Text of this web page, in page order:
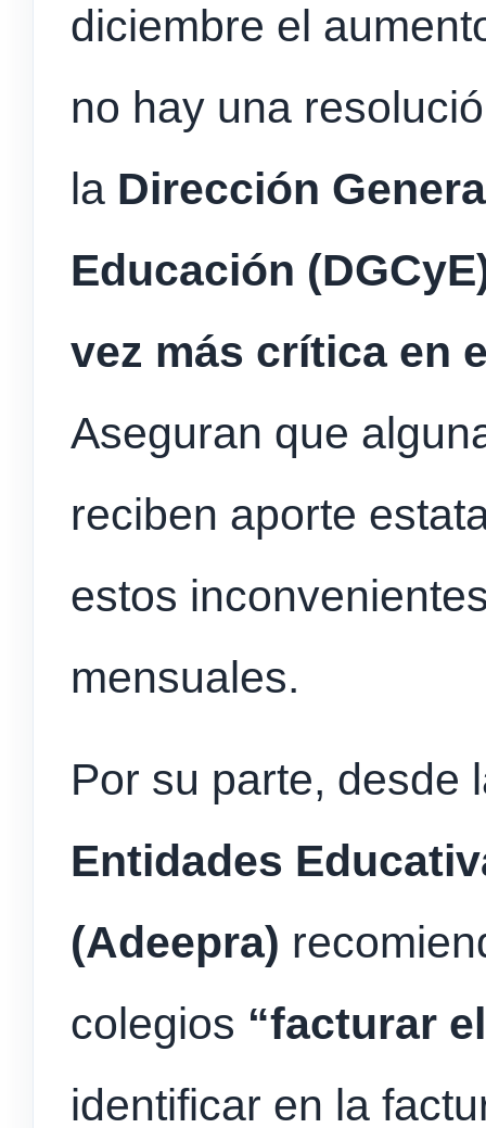
diciembre el
no hay una
la Dirección
Educación
vez más crítica en
Aseguran que
reciben aporte
estos
mensuales.
Por su parte, desde
Entidades
(Adeepra)
colegios “facturar
identificar en la